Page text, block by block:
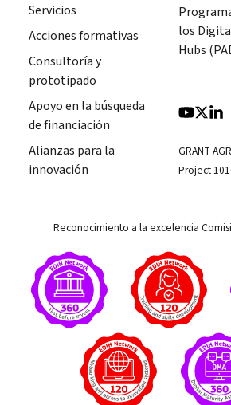
Servicios
Acciones formativas
Consultoría y
prototipado
Apoyo en la búsqueda
de financiación
Alianzas para la
innovación
los
Hubs
GRANT
Project
Reconocimiento a la excelencia